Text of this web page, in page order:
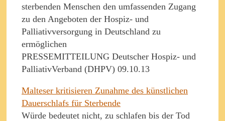
sterbenden Menschen den umfassenden Zugang
zu den Angeboten der Hospiz- und
Palliativversorgung in Deutschland zu
ermöglichen
PRESSEMITTEILUNG Deutscher Hospiz- und
PalliativVerband (DHPV) 09.10.13
Malteser kritisieren Zunahme des künstlichen
Dauerschlafs für Sterbende
Würde bedeutet nicht, zu schlafen bis der Tod